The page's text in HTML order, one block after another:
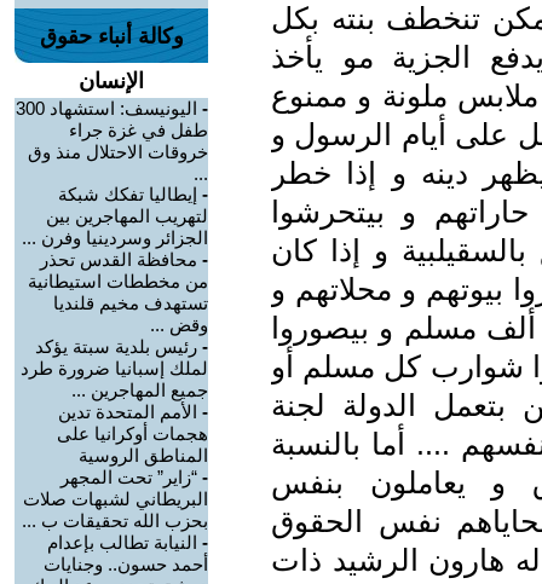
تنخطف بنته بكل
الجزية مو يأخذ
ملونة و ممنوع
على أيام الرسول و
دينه و إذا خطر
حاراتهم و بيتحرشوا
و إذا كان
بيوتهم و محلاتهم و
ألف مسلم و بيصوروا
شوارب كل مسلم أو
بتعمل الدولة لجنة
.... أما بالنسبة
و يعاملون بنفس
نفس الحقوق
هارون الرشيد ذات
وكالة أنباء حقوق
الإنسان
-
اليونيسف: استشهاد 300
طفل في غزة جراء
خروقات الاحتلال منذ وق
...
- إيطاليا تفكك شبكة
لتهريب المهاجرين بين
الجزائر وسردينيا وفرن ...
- محافظة القدس تحذر
من مخططات استيطانية
تستهدف مخيم قلنديا
وقض ...
- رئيس بلدية سبتة يؤكد
لملك إسبانيا ضرورة طرد
جميع المهاجرين ...
- الأمم المتحدة تدين
هجمات أوكرانيا على
المناطق الروسية
- “زاير” تحت المجهر
البريطاني لشبهات صلات
بحزب الله تحقيقات ب ...
- النيابة تطالب بإعدام
أحمد حسون.. وجنايات